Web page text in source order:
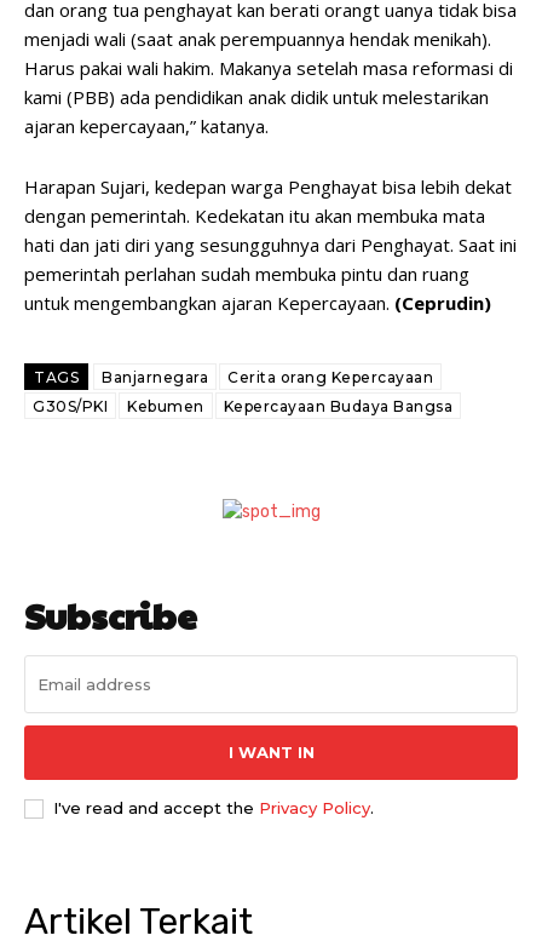
dan orang tua penghayat kan berati orangt uanya tidak bisa
menjadi wali (saat anak perempuannya hendak menikah).
Harus pakai wali hakim. Makanya setelah masa reformasi di
kami (PBB) ada pendidikan anak didik untuk melestarikan
ajaran kepercayaan,” katanya.
Harapan Sujari, kedepan warga Penghayat bisa lebih dekat
dengan pemerintah. Kedekatan itu akan membuka mata
hati dan jati diri yang sesungguhnya dari Penghayat. Saat ini
pemerintah perlahan sudah membuka pintu dan ruang
untuk mengembangkan ajaran Kepercayaan. (Ceprudin)
TAGS Banjarnegara
Cerita orang Kepercayaan
G30S/PKI
Kebumen Kepercayaan Budaya Bangsa
Subscribe
I WANT IN
I've read and accept the Privacy Policy.
Artikel Terkait